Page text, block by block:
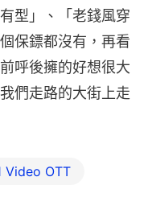
型」、「老錢風穿
保鏢都沒有，再看
呼後擁的好想很大
們走路的大街上走
‌Video‌ ‌OTT